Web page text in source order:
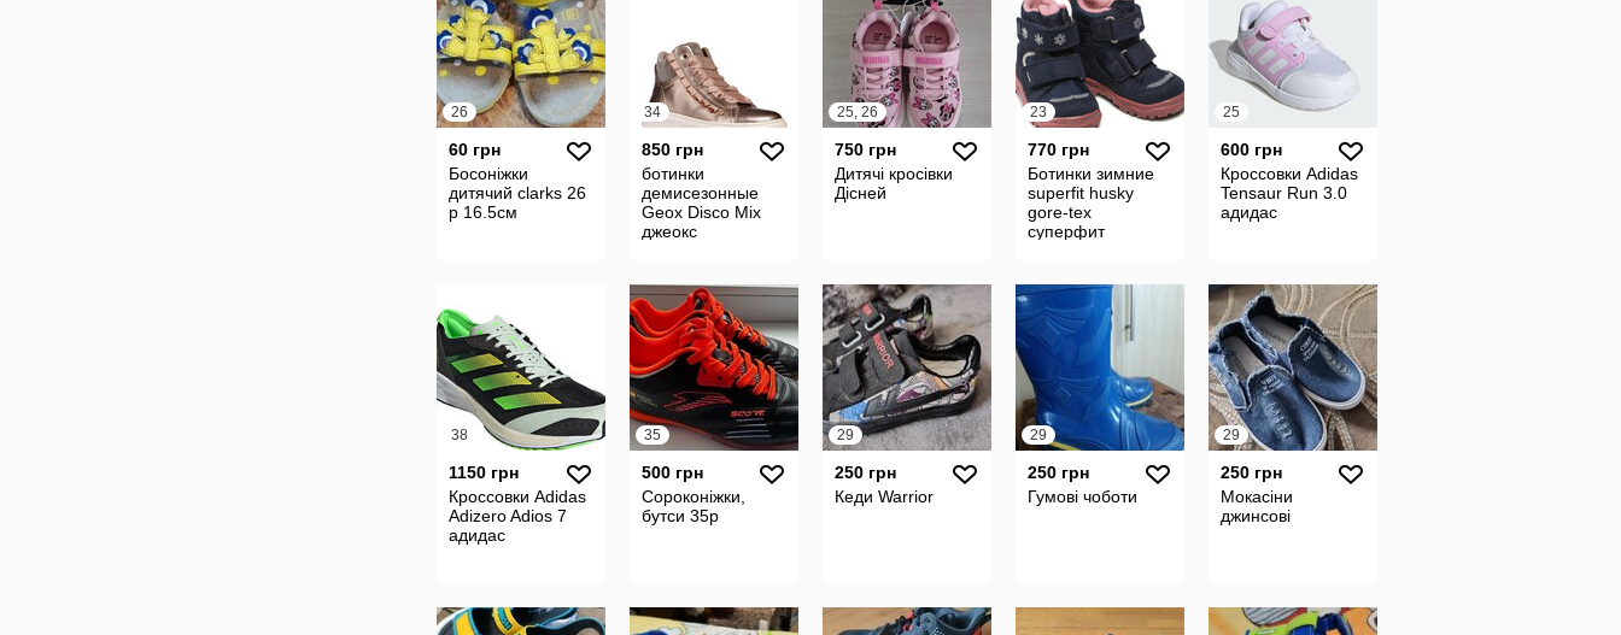
26
60 грн
Босоніжки
дитячий clarks 26
р 16.5см
34
850 грн
ботинки
демисезонные
Geox Disco Mix
джеокс
25, 26
750 грн
Дитячі кросівки
Дісней
23
770 грн
Ботинки зимние
superfit husky
gore-tex
суперфит
25
600 грн
Кроссовки Adidas
Tensaur Run 3.0
адидас
38
1150 грн
Кроссовки Adidas
Adizero Adios 7
адидас
35
500 грн
Сороконіжки,
бутси 35р
29
250 грн
Кеди Warrior
29
250 грн
Гумові чоботи
29
250 грн
Мокасіни
джинсові